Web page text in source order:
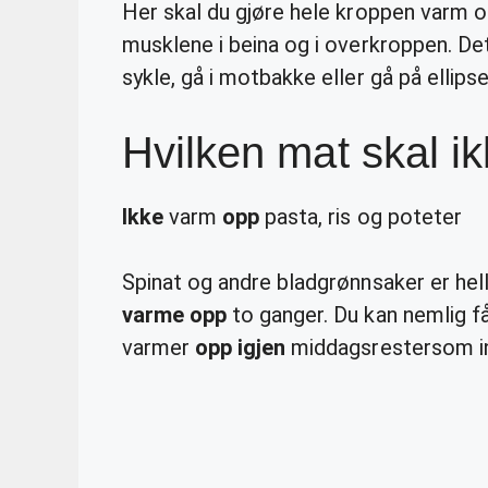
Her skal du gjøre hele kroppen varm
musklene i beina og i overkroppen.
sykle, gå i motbakke eller gå på
Hvilken mat skal
Ikke varm opp pasta, ris og poteter
Spinat og andre bladgrønnsaker er
varme opp to ganger. Du kan nemlig
varmer opp igjen middagsrestersom